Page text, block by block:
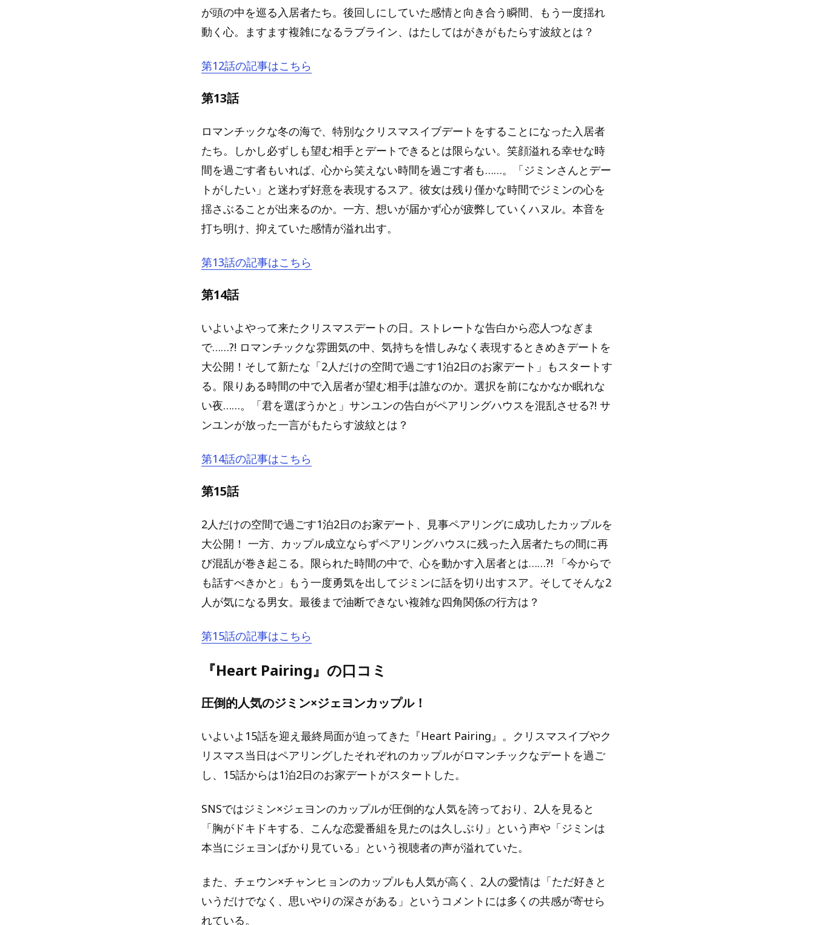
が頭の中を巡る入居者たち。後回しにしていた感情と向き合う瞬間、もう一度揺れ
動く心。ますます複雑になるラブライン、はたしてはがきがもたらす波紋とは？
第12話の記事はこちら
第13話
ロマンチックな冬の海で、特別なクリスマスイブデートをすることになった入居者
たち。しかし必ずしも望む相手とデートできるとは限らない。笑顔溢れる幸せな時
間を過ごす者もいれば、心から笑えない時間を過ごす者も……。「ジミンさんとデー
トがしたい」と迷わず好意を表現するスア。彼女は残り僅かな時間でジミンの心を
揺さぶることが出来るのか。一方、想いが届かず心が疲弊していくハヌル。本音を
打ち明け、抑えていた感情が溢れ出す。
第13話の記事はこちら
第14話
いよいよやって来たクリスマスデートの日。ストレートな告白から恋人つなぎま
で……?! ロマンチックな雰囲気の中、気持ちを惜しみなく表現するときめきデートを
大公開！そして新たな「2人だけの空間で過ごす1泊2日のお家デート」もスタートす
る。限りある時間の中で入居者が望む相手は誰なのか。選択を前になかなか眠れな
い夜……。「君を選ぼうかと」サンユンの告白がペアリングハウスを混乱させる?! サ
ンユンが放った一言がもたらす波紋とは？
第14話の記事はこちら
第15話
2人だけの空間で過ごす1泊2日のお家デート、見事ペアリングに成功したカップルを
大公開！ 一方、カップル成立ならずペアリングハウスに残った入居者たちの間に再
び混乱が巻き起こる。限られた時間の中で、心を動かす入居者とは……?! 「今からで
も話すべきかと」もう一度勇気を出してジミンに話を切り出すスア。そしてそんな2
人が気になる男女。最後まで油断できない複雑な四角関係の行方は？
第15話の記事はこちら
『Heart Pairing』の口コミ
圧倒的人気のジミン×ジェヨンカップル！
いよいよ15話を迎え最終局面が迫ってきた『Heart Pairing』。クリスマスイブやク
リスマス当日はペアリングしたそれぞれのカップルがロマンチックなデートを過ご
し、15話からは1泊2日のお家デートがスタートした。
SNSではジミン×ジェヨンのカップルが圧倒的な人気を誇っており、2人を見ると
「胸がドキドキする、こんな恋愛番組を見たのは久しぶり」という声や「ジミンは
本当にジェヨンばかり見ている」という視聴者の声が溢れていた。
また、チェウン×チャンヒョンのカップルも人気が高く、2人の愛情は「ただ好きと
いうだけでなく、思いやりの深さがある」というコメントには多くの共感が寄せら
れている。